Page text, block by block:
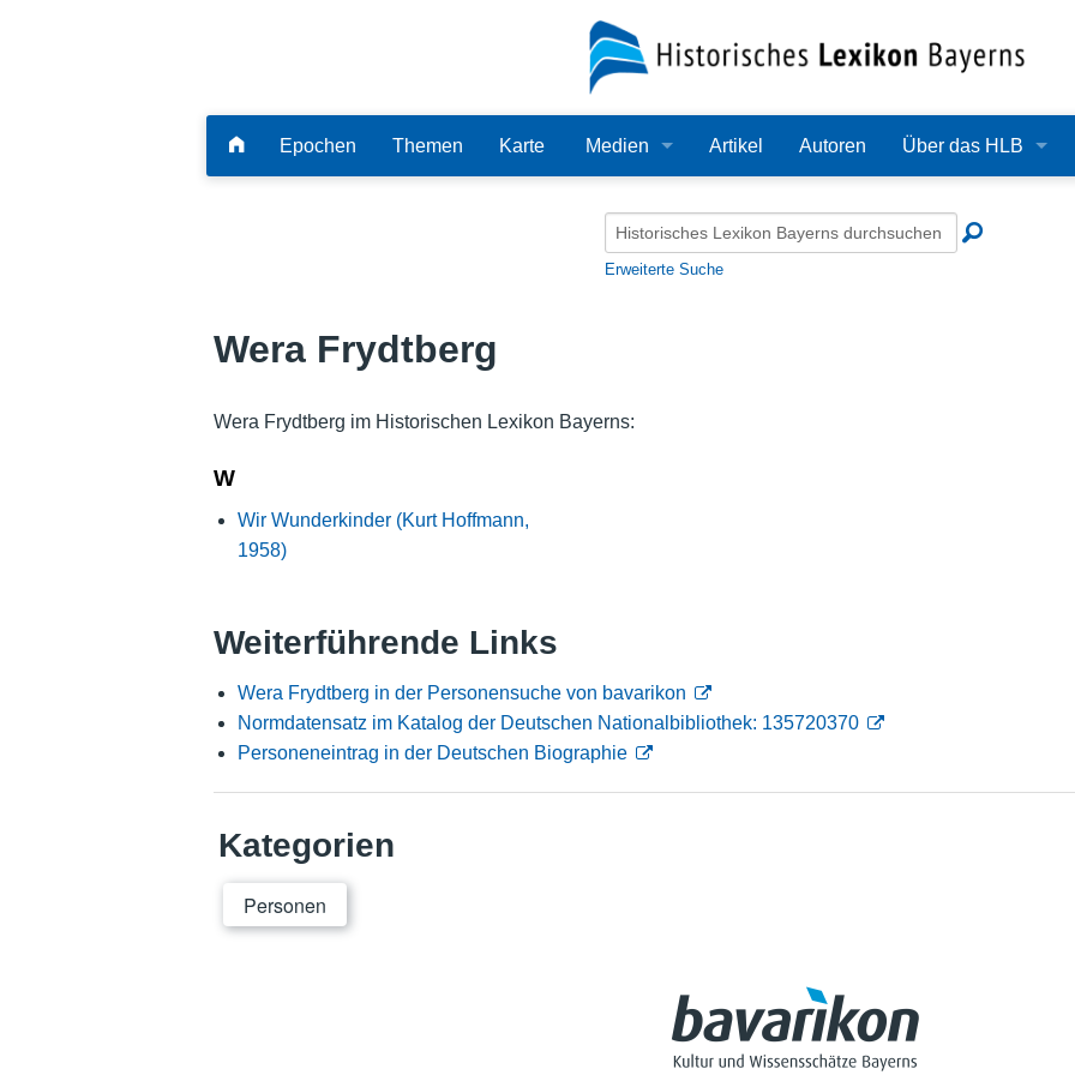
Epochen Themen Karte Medien
Audio
Alle Dateien
Artikel Autoren Über das HLB
Redaktion
Erweiterte Suche
Wera Frydtberg
Wera Frydtberg im Historischen Lexikon Bayerns:
W
Wir Wunderkinder (Kurt Hoffmann,
1958)
Weiterführende Links
Wera Frydtberg in der Personensuche von bavarikon
Normdatensatz im Katalog der Deutschen Nationalbibliothek: 135720370
Personeneintrag in der Deutschen Biographie
Kategorien
Personen